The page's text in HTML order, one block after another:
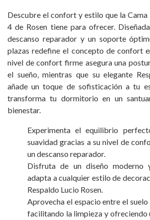
Descubre el confort y estilo que la Cama
4 de Rosen tiene para ofrecer.
descanso reparador y un soporte
plazas redefine el concepto de confort
nivel de confort firme asegura una
el sueño, mientras que su elegante
añade un toque de sofisticación a tu
transforma tu dormitorio en un
bienestar.
Experimenta el equilibrio
suavidad gracias a su nivel de
un descanso reparador.
Disfruta de un diseño moderno
adapta a cualquier estilo de
Respaldo Lucio Rosen.
Aprovecha el espacio entre el
facilitando la limpieza y ofreciendo